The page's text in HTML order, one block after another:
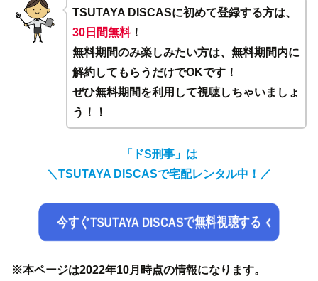
TSUTAYA DISCASに初めて登録する方は、
30日間無料！
無料期間のみ楽しみたい方は、無料期間内に
解約してもらうだけでOKです！
ぜひ無料期間を利用して視聴しちゃいましょ
う！！
「ドS刑事」は
＼TSUTAYA DISCASで宅配レンタル中！／
今すぐTSUTAYA DISCASで無料視聴する
※本ページは2022年10月時点の情報になります。